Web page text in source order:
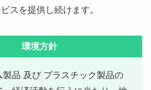
スを提供し続けます。
環境方針
製品 及び プラスチック製品の